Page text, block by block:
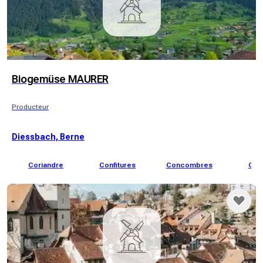
Biogemüse MAURER
Producteur
Diessbach, Berne
Coriandre Confitures Concombres